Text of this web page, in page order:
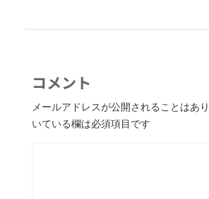
コメント
メールアドレスが公開されることはあり
いている欄は必須項目です